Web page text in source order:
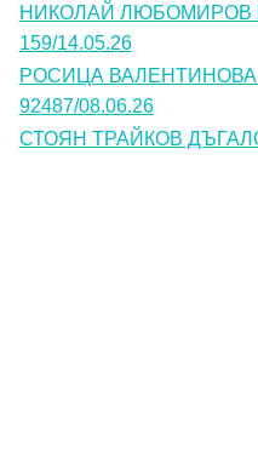
НИКОЛАЙ ЛЮБОМИРОВ
159/14.05.26
РОСИЦА ВАЛЕНТИНОВА
92487/08.06.26
СТОЯН ТРАЙКОВ